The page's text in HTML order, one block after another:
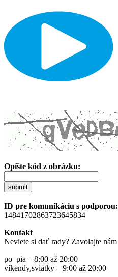
Opíšte kód z obrázku:
submit
ID pre komunikáciu s podporou:
14841702863723645834
Kontakt
Neviete si dať rady? Zavolajte nám
po–pia – 8:00 až 20:00
víkendy,sviatky – 9:00 až 20:00